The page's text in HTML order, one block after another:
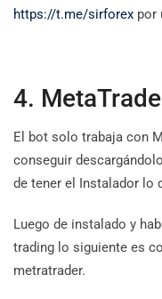
https://t.me/sirforex por
4.
El bot solo trabaja con
conseguir
de tener el Instalador lo
Luego de instalado y
trading lo siguiente es
metratrader.